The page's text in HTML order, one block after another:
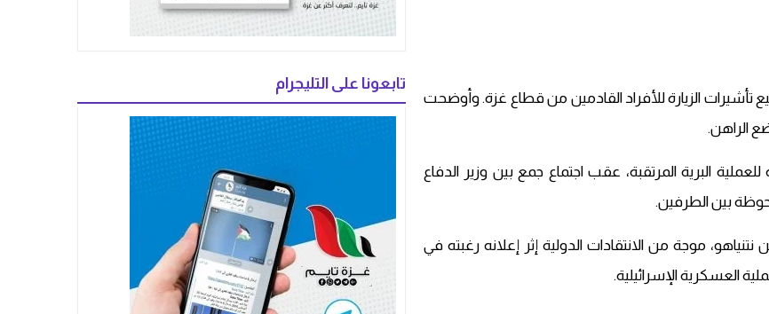
تأشيرات الزيارة للأفراد القادمين من قطاع غزة. وأوضحت
الراهن.
البرية المرتقبة، عقب اجتماع جمع بين وزير الدفاع
بين الطرفين.
نتنياهو، موجة من الانتقادات الدولية إثر إعلانه رغبته في
العسكرية الإسرائيلية.
تابعونا على التليجرام